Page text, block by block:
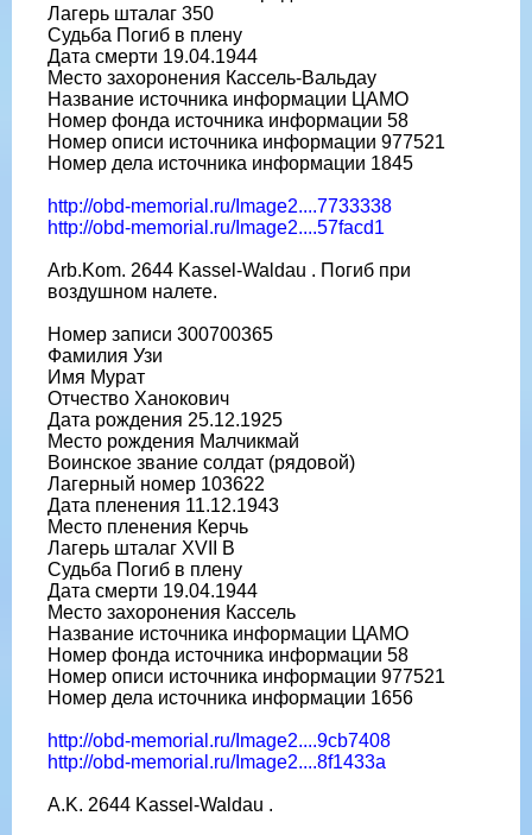
Лагерь шталаг 350
Судьба Погиб в плену
Дата смерти 19.04.1944
Место захоронения Кассель-Вальдау
Название источника информации ЦАМО
Номер фонда источника информации 58
Номер описи источника информации 977521
Номер дела источника информации 1845
http://obd-memorial.ru/Image2....7733338
http://obd-memorial.ru/Image2....57facd1
Arb.Kom. 2644 Kassel-Waldau . Погиб при
воздушном налете.
Номер записи 300700365
Фамилия Узи
Имя Мурат
Отчество Ханокович
Дата рождения 25.12.1925
Место рождения Малчикмай
Воинское звание солдат (рядовой)
Лагерный номер 103622
Дата пленения 11.12.1943
Место пленения Керчь
Лагерь шталаг XVII B
Судьба Погиб в плену
Дата смерти 19.04.1944
Место захоронения Кассель
Название источника информации ЦАМО
Номер фонда источника информации 58
Номер описи источника информации 977521
Номер дела источника информации 1656
http://obd-memorial.ru/Image2....9cb7408
http://obd-memorial.ru/Image2....8f1433a
A.K. 2644 Kassel-Waldau .